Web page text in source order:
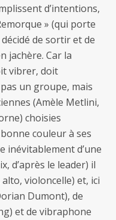
d’intentions,
» (qui porte
de sortir et de
jachère. Car la
vibrer, doit
pas un groupe, mais
(Amèle Metlini,
choisies
couleur à ses
inévitablement d’une
d’après le leader) il
violoncelle) et, ici
Dumont), de
et de vibraphone